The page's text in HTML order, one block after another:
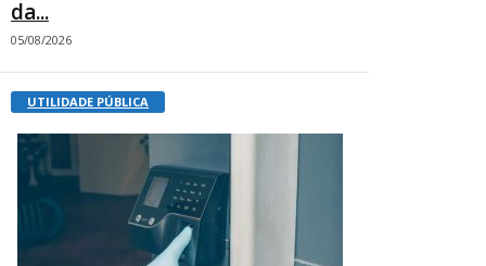
da...
05/08/2026
UTILIDADE PÚBLICA